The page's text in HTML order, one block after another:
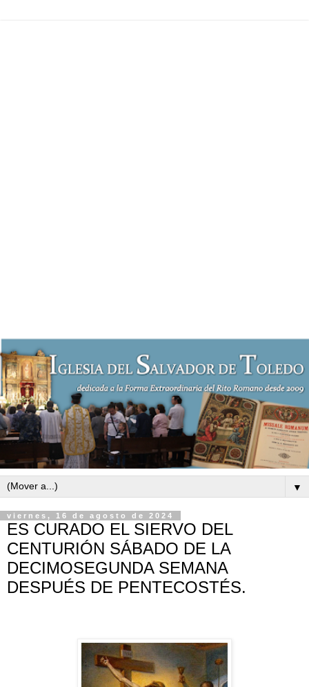
▼
viernes, 16 de agosto de 2024
ES CURADO EL SIERVO DEL
CENTURIÓN SÁBADO DE LA
DECIMOSEGUNDA SEMANA
DESPUÉS DE PENTECOSTÉS.